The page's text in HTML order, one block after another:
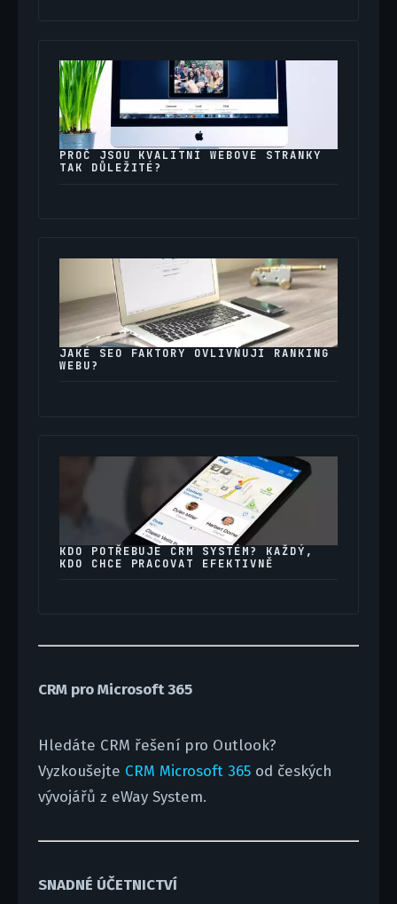
PROČ JSOU KVALITNÍ WEBOVÉ STRÁNKY
TAK DŮLEŽITÉ?
JAKÉ SEO FAKTORY OVLIVŇUJÍ RANKING
WEBU?
KDO POTŘEBUJE CRM SYSTÉM? KAŽDÝ,
KDO CHCE PRACOVAT EFEKTIVNĚ
CRM pro Microsoft 365
Hledáte CRM řešení pro Outlook?
Vyzkoušejte CRM Microsoft 365od českých
vývojářů z eWay System.
SNADNÉ ÚČETNICTVÍ